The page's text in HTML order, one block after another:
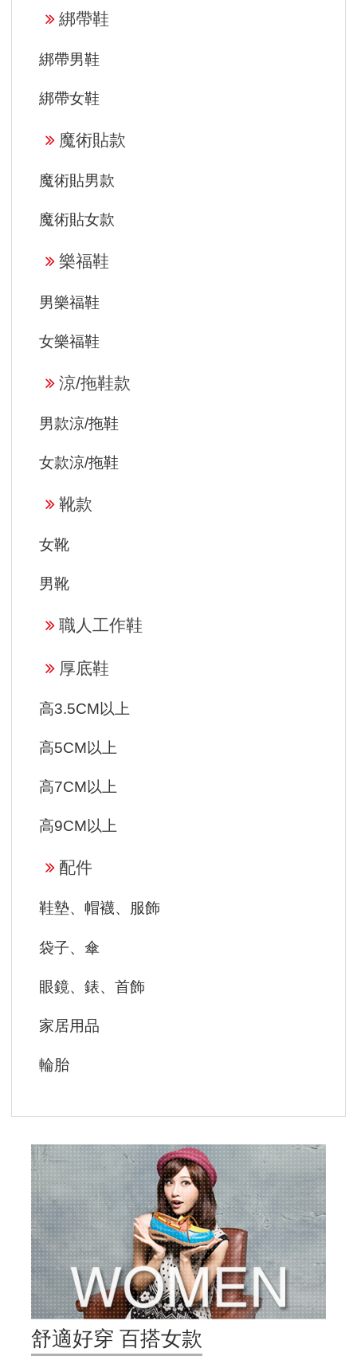
綁帶鞋
綁帶男鞋
綁帶女鞋
魔術貼款
魔術貼男款
魔術貼女款
樂福鞋
男樂福鞋
女樂福鞋
涼/拖鞋款
男款涼/拖鞋
女款涼/拖鞋
靴款
女靴
男靴
職人工作鞋
厚底鞋
高3.5CM以上
高5CM以上
高7CM以上
高9CM以上
配件
鞋墊、帽襪、服飾
袋子、傘
眼鏡、錶、首飾
家居用品
輪胎
舒適好穿 百搭女款